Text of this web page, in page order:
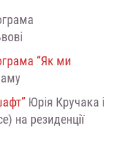
“Як ми
Юрія Кручака і
на резиденції